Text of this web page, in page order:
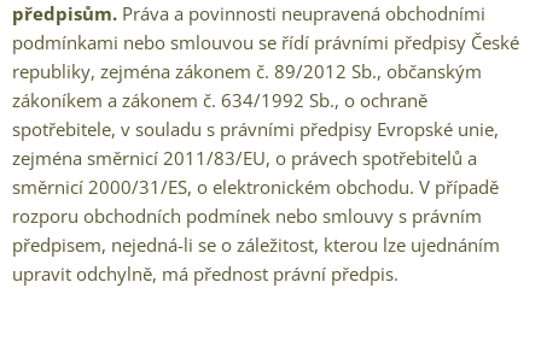
předpisům. Práva a povinnosti neupravená obchodními
podmínkami nebo smlouvou se řídí právními předpisy České
republiky, zejména zákonem č. 89/2012 Sb., občanským
zákoníkem a zákonem č. 634/1992 Sb., o ochraně
spotřebitele, v souladu s právními předpisy Evropské unie,
zejména směrnicí 2011/83/EU, o právech spotřebitelů a
směrnicí 2000/31/ES, o elektronickém obchodu. V případě
rozporu obchodních podmínek nebo smlouvy s právním
předpisem, nejedná-li se o záležitost, kterou lze ujednáním
upravit odchylně, má přednost právní předpis.